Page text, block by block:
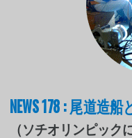
NEWS 178 : 尾道造
（ソチオリンピック